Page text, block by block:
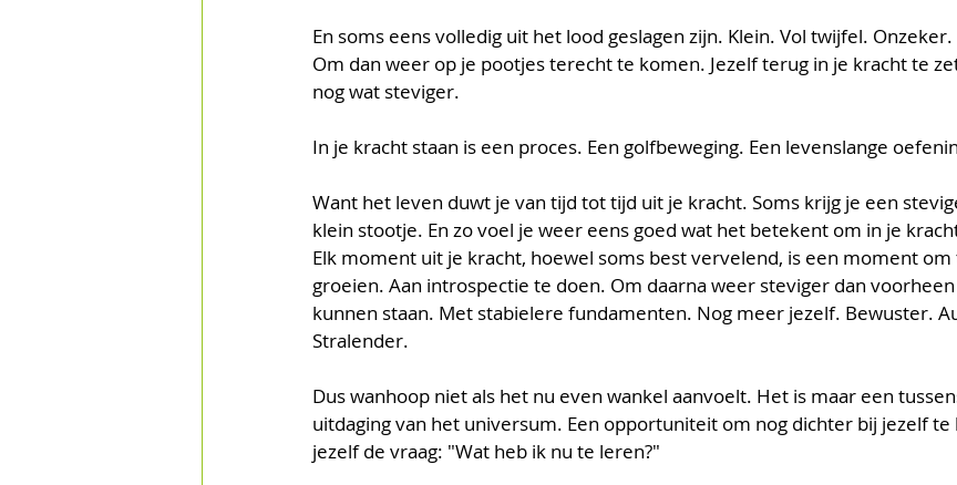
En soms eens volledig uit het lood geslagen zijn. Klein. Vol twijfel. Onzeker.
Om dan weer op je pootjes terecht te komen. Jezelf terug in je kracht te
nog wat steviger.
In je kracht staan is een proces. Een golfbeweging. Een levenslange
Want het leven duwt je van tijd tot tijd uit je kracht. Soms krijg je een
klein stootje. En zo voel je weer eens goed wat het betekent om in je
Elk moment uit je kracht, hoewel soms best vervelend, is een moment om
groeien. Aan introspectie te doen. Om daarna weer steviger dan
kunnen staan. Met stabielere fundamenten. Nog meer jezelf. Bewuster.
Stralender.
Dus wanhoop niet als het nu even wankel aanvoelt. Het is maar een
uitdaging van het universum. Een opportuniteit om nog dichter bij jezelf te
jezelf de vraag: "Wat heb ik nu te leren?"